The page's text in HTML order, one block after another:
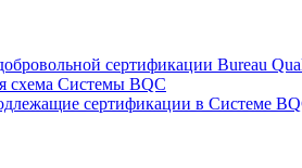
сертификации Bureau
схема Системы BQC
сертификации в Системе